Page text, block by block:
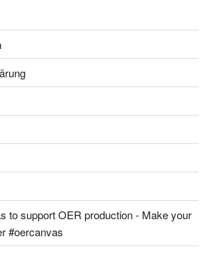
to support OER production - Make your
#oercanvas